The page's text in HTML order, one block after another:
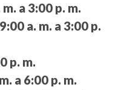
a 3:00 p. m.
9:00 a. m. a 3:00 p.
p. m.
a 6:00 p. m.